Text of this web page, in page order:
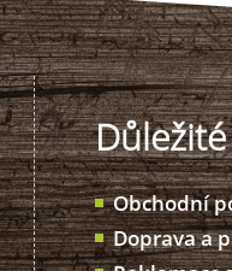
Obchodní
Doprava a